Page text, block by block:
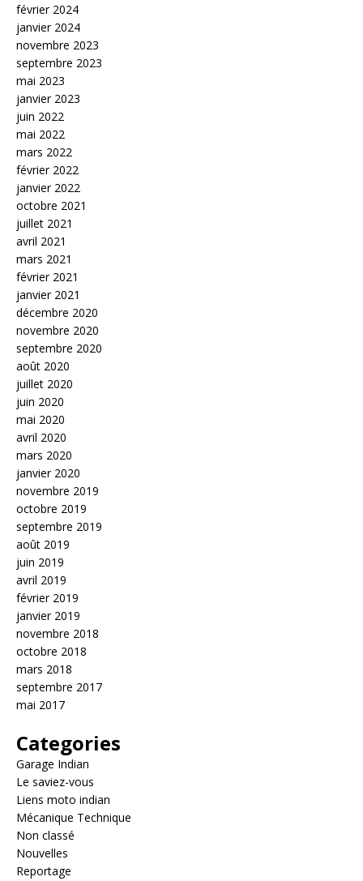
février 2024
janvier 2024
novembre 2023
septembre 2023
mai 2023
janvier 2023
juin 2022
mai 2022
mars 2022
février 2022
janvier 2022
octobre 2021
juillet 2021
avril 2021
mars 2021
février 2021
janvier 2021
décembre 2020
novembre 2020
septembre 2020
août 2020
juillet 2020
juin 2020
mai 2020
avril 2020
mars 2020
janvier 2020
novembre 2019
octobre 2019
septembre 2019
août 2019
juin 2019
avril 2019
février 2019
janvier 2019
novembre 2018
octobre 2018
mars 2018
septembre 2017
mai 2017
Categories
Garage Indian
Le saviez-vous
Liens moto indian
Mécanique Technique
Non classé
Nouvelles
Reportage